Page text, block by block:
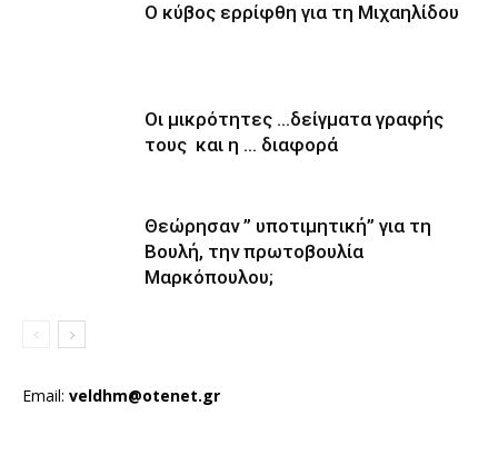
Ο κύβος ερρίφθη για τη Μιχαηλίδου
Οι μικρότητες …δείγματα γραφής
τους και η … διαφορά
Θεώρησαν ” υποτιμητική” για τη
Βουλή, την πρωτοβουλία
Μαρκόπουλου;
Email: veldhm@otenet.gr